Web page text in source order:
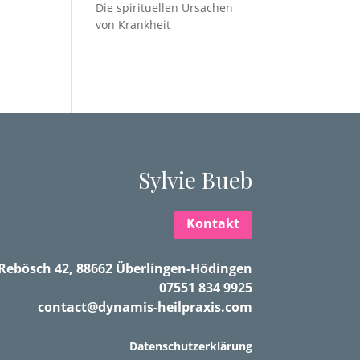
Die spirituellen Ursachen
von Krankheit
Sylvie Bueb
Kontakt
42, 88662 Überlingen-Hödingen
07551 834 9925
contact@dynamis-heilpraxis.com
Datenschutzerklärung